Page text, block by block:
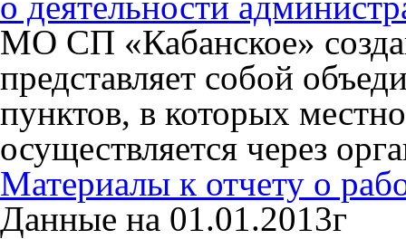
МО СП «Кабанское»
представляет собой
пунктов, в которых
осуществляется через
Материалы к отчету о
Данные на 01.01.2013г